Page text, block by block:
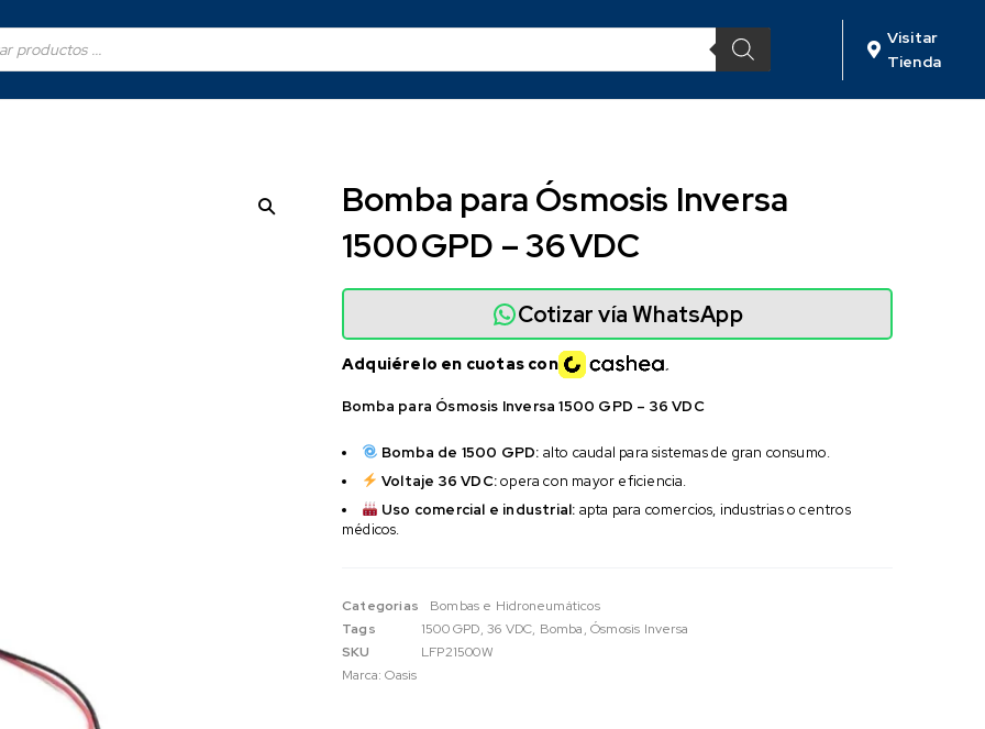
Visitar
Tienda
Bomba para Ósmosis Inversa
1500 GPD – 36 VDC
Bomba para Ósmosis Inversa 1500 GPD – 36 VDC
Bomba de 1500 GPD: alto caudal para sistemas de gran consumo.
Voltaje 36 VDC:opera con mayor eficiencia.
Uso comercial e industrial: apta para comercios, industrias o centros
médicos.
Cotizar vía WhatsApp
Adquiérelo en cuotas con
Categorias
Bombas e Hidroneumáticos
Tags
1500 GPD,36 VDC, Bomba,Ósmosis Inversa
SKU
LFP21500W
Marca:Oasis